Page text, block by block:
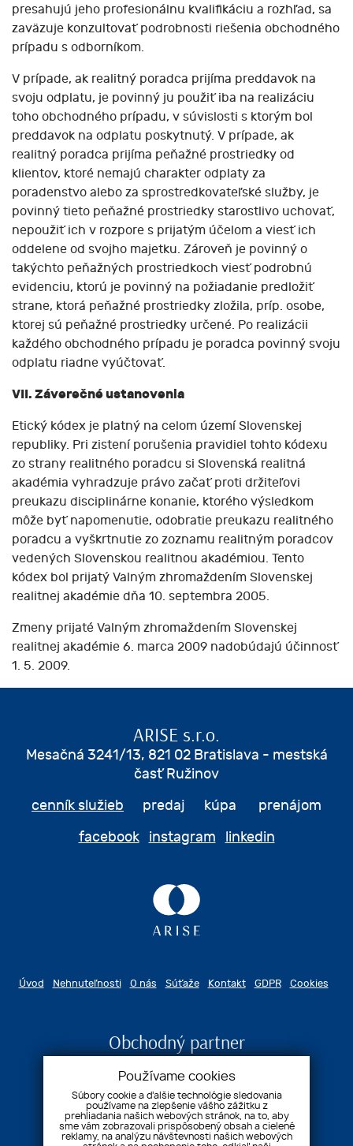
presahujú jeho profesionálnu kvalifikáciu a rozhľad, sa
zaväzuje konzultovať podrobnosti riešenia obchodného
prípadu s odborníkom.
V prípade, ak realitný poradca prijíma preddavok na
svoju odplatu, je povinný ju použiť iba na realizáciu
toho obchodného prípadu, v súvislosti s ktorým bol
preddavok na odplatu poskytnutý. V prípade, ak
realitný poradca prijíma peňažné prostriedky od
klientov, ktoré nemajú charakter odplaty za
poradenstvo alebo za sprostredkovateľské služby, je
povinný tieto peňažné prostriedky starostlivo uchovať,
nepoužiť ich v rozpore s prijatým účelom a viesť ich
oddelene od svojho majetku. Zároveň je povinný o
takýchto peňažných prostriedkoch viesť podrobnú
evidenciu, ktorú je povinný na požiadanie predložiť
strane, ktorá peňažné prostriedky zložila, príp. osobe,
ktorej sú peňažné prostriedky určené. Po realizácii
každého obchodného prípadu je poradca povinný svoju
odplatu riadne vyúčtovať.
VII. Záverečné ustanovenia
Etický kódex je platný na celom území Slovenskej
republiky. Pri zistení porušenia pravidiel tohto kódexu
zo strany realitného poradcu si Slovenská realitná
akadémia vyhradzuje právo začať proti držiteľovi
preukazu disciplinárne konanie, ktorého výsledkom
môže byť napomenutie, odobratie preukazu realitného
poradcu a vyškrtnutie zo zoznamu realitným poradcov
vedených Slovenskou realitnou akadémiou. Tento
kódex bol prijatý Valným zhromaždením Slovenskej
realitnej akadémie dňa 10. septembra 2005.
Zmeny prijaté Valným zhromaždením Slovenskej
realitnej akadémie 6. marca 2009 nadobúdajú účinnosť
1. 5. 2009.
ARISE s.r.o.
Mesačná 3241/13, 821 02 Bratislava - mestská
časť Ružinov
cenník služieb predaj kúpa prenájom
facebook
instagram linkedin
Úvod Nehnuteľnosti O nás Súťaže Kontakt GDPR Cookies
Obchodný partner
Používame cookies
Súbory cookie a ďalšie technológie sledovania
používame na zlepšenie vášho zážitku z
prehliadania našich webových stránok, na to, aby
sme vám zobrazovali prispôsobený obsah a cielené
reklamy, na analýzu návštevnosti našich webových